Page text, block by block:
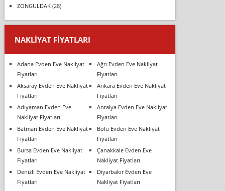
ZONGULDAK(28)
NAKLIYAT FIYATLARI
Adana Evden Eve Nakliyat
Fiyatları
Ağrı Evden Eve Nakliyat
Fiyatları
Aksaray Evden Eve Nakliyat
Fiyatları
Ankara Evden Eve Nakliyat
Fiyatları
Adıyaman Evden Eve
Nakliyat Fiyatları
Antalya Evden Eve Nakliyat
Fiyatları
Batman Evden Eve Nakliyat
Fiyatları
Bolu Evden Eve Nakliyat
Fiyatları
Bursa Evden Eve Nakliyat
Fiyatları
Çanakkale Evden Eve
Nakliyat Fiyatları
Denizli Evden Eve Nakliyat
Fiyatları
Diyarbakır Evden Eve
Nakliyat Fiyatları